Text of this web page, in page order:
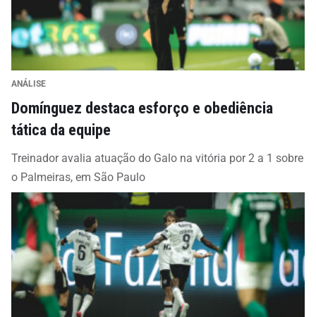
ANÁLISE
Domínguez destaca esforço e obediência
tática da equipe
Treinador avalia atuação do Galo na vitória por 2 a 1 sobre
o Palmeiras, em São Paulo